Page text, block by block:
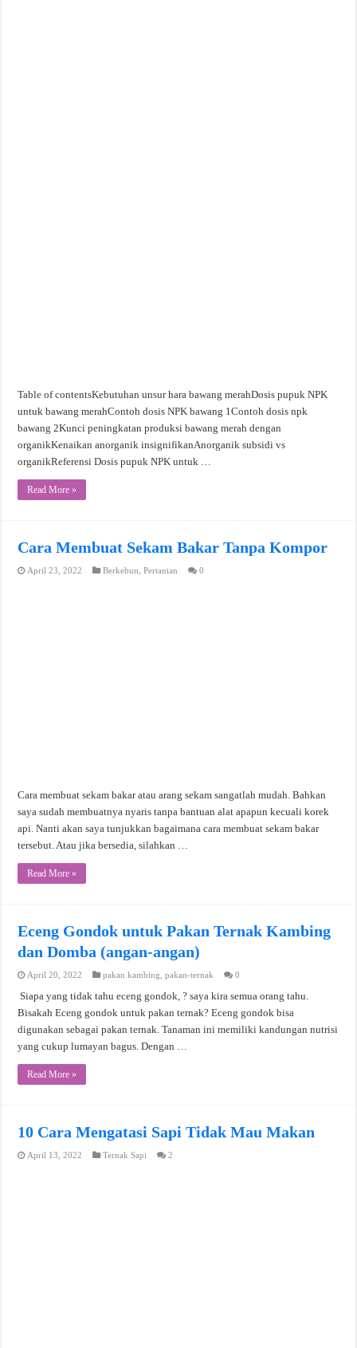
Table of contentsKebutuhan unsur hara bawang merahDosis pupuk NPK
untuk bawang merahContoh dosis NPK bawang 1Contoh dosis npk
bawang 2Kunci peningkatan produksi bawang merah dengan
organikKenaikan anorganik insignifikanAnorganik subsidi vs
organikReferensi Dosis pupuk NPK untuk …
Read More »
Cara Membuat Sekam Bakar Tanpa Kompor
April 23, 2022 Berkebun,Pertanian 0
Cara membuat sekam bakar atau arang sekam sangatlah mudah. Bahkan
saya sudah membuatnya nyaris tanpa bantuan alat apapun kecuali korek
api. Nanti akan saya tunjukkan bagaimana cara membuat sekam bakar
tersebut. Atau jika bersedia, silahkan …
Read More »
Eceng Gondok untuk Pakan Ternak Kambing
dan Domba (angan-angan)
April 20, 2022 pakan kambing ,pakan-ternak 0
Siapa yang tidak tahu eceng gondok, ? saya kira semua orang tahu.
Bisakah Eceng gondok untuk pakan ternak? Eceng gondok bisa
digunakan sebagai pakan ternak. Tanaman ini memiliki kandungan nutrisi
yang cukup lumayan bagus. Dengan …
Read More »
10 Cara Mengatasi Sapi Tidak Mau Makan
April 13, 2022 Ternak Sapi 2